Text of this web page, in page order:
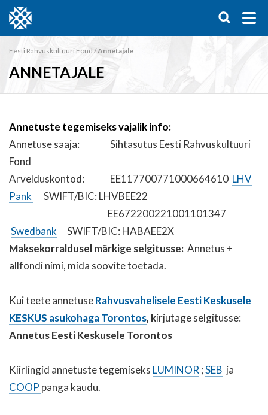
Eesti Rahvuskultuuri Fond /Annetajale
ANNETAJALE
Annetuste tegemiseks vajalik info:
Annetuse saaja: Sihtasutus Eesti Rahvuskultuuri
Fond
Arvelduskontod: EE117700771000664610 LHV
Pank
SWIFT/BIC: LHVBEE22
EE672200221001101347
Swedbank SWIFT/BIC: HABAEE2X
Maksekorraldusel märkige selgitusse: Annetus +
allfondi nimi, mida soovite toetada.
Kui teete annetuseRahvusvahelisele Eesti Keskusele
KESKUS asukohaga Torontos, kirjutage selgitusse:
Annetus Eesti Keskusele Torontos
Kiirlingid annetuste tegemiseks LUMINOR ;SEB ja
COOP panga kaudu.